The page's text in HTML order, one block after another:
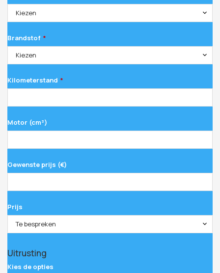
Kiezen
Brandstof *
Kiezen
Kilometerstand *
Motor (cm³)
Gewenste prijs (€)
Prijs
Te bespreken
Your
Website *
Uitrusting
Kies de opties